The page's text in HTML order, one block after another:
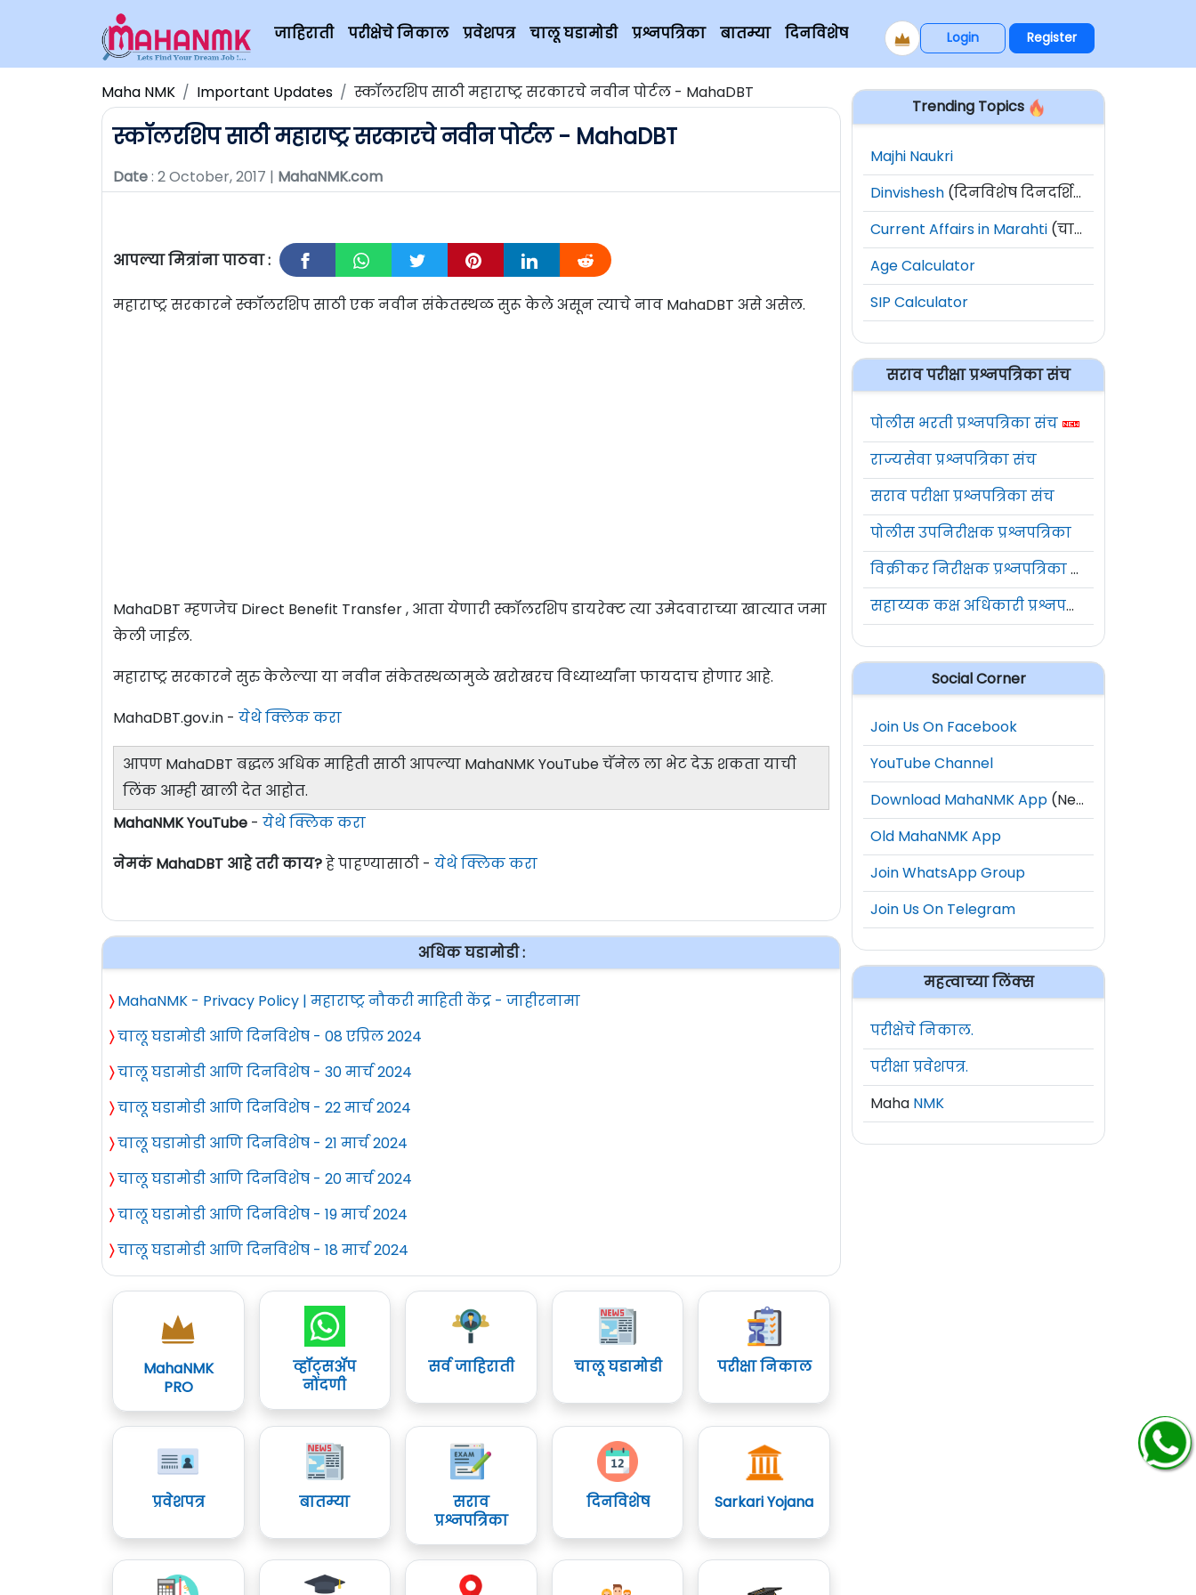
जाहिराती परीक्षेचे निकाल प्रवेशपत्र चालू घडामोडी प्रश्नपत्रिका बातम्या दिनविशेष Login Register
Maha NMK Important Updates स्कॉलरशिप साठी महाराष्ट्र सरकारचे नवीन पोर्टल - MahaDBT
स्कॉलरशिप साठी महाराष्ट्र सरकारचे नवीन पोर्टल - MahaDBT
Date: 2 October, 2017 | MahaNMK.com
आपल्या मित्रांना पाठवा :
महाराष्ट्र सरकारने स्कॉलरशिप साठी एक नवीन संकेतस्थळ सुरू केले असून त्याचे नाव MahaDBT असे असेल.
MahaDBT म्हणजेच Direct Benefit Transfer , आता येणारी स्कॉलरशिप डायरेक्ट त्या उमेदवाराच्या खात्यात जमा
केली जाईल.
महाराष्ट्र सरकारने सुरु केलेल्या या नवीन संकेतस्थळामुळे खरोखरच विध्यार्थ्यांना फायदाच होणार आहे.
MahaDBT.gov.in - येथे क्लिक करा
आपण MahaDBT बद्धल अधिक माहिती साठी आपल्या MahaNMK YouTube चॅनेल ला भेट देऊ शकता याची
लिंक आम्ही खाली देत आहोत.
MahaNMK YouTube - येथे क्लिक करा
नेमकं MahaDBT आहे तरी काय?हे पाहण्यासाठी - येथे क्लिक करा
अधिक घडामोडी :
〉 MahaNMK - Privacy Policy | महाराष्ट्र नौकरी माहिती केंद्र - जाहीरनामा
〉चालू घडामोडी आणि दिनविशेष - 08 एप्रिल 2024
〉चालू घडामोडी आणि दिनविशेष - 30 मार्च 2024
〉चालू घडामोडी आणि दिनविशेष - 22 मार्च 2024
〉चालू घडामोडी आणि दिनविशेष - 21 मार्च 2024
〉चालू घडामोडी आणि दिनविशेष - 20 मार्च 2024
〉चालू घडामोडी आणि दिनविशेष - 19 मार्च 2024
〉चालू घडामोडी आणि दिनविशेष - 18 मार्च 2024
MahaNMK
PRO
व्हॉट्सॲप
नोंदणी
सर्व जाहिराती चालू घडामोडी परीक्षा निकाल
प्रवेशपत्र बातम्या
सराव
प्रश्नपत्रिका
दिनविशेष Sarkari Yojana
Trending Topics
Majhi Naukri
Dinvishesh (दिनविशेष दिनदर्शिका)
Current Affairs in Marahti (चालू घडामोडी)
Age Calculator
SIP Calculator
सराव परीक्षा प्रश्नपत्रिका संच
पोलीस भरती प्रश्नपत्रिका संच
राज्यसेवा प्रश्नपत्रिका संच
सराव परीक्षा प्रश्नपत्रिका संच
पोलीस उपनिरीक्षक प्रश्नपत्रिका
विक्रीकर निरीक्षक प्रश्नपत्रिका संच
सहाय्यक कक्ष अधिकारी प्रश्नपत्रिका संच
Social Corner
Join Us On Facebook
YouTube Channel
Download MahaNMK App (New)
Old MahaNMK App
Join WhatsApp Group
Join Us On Telegram
महत्वाच्या लिंक्स
परीक्षेचे निकाल.
परीक्षा प्रवेशपत्र.
Maha NMK